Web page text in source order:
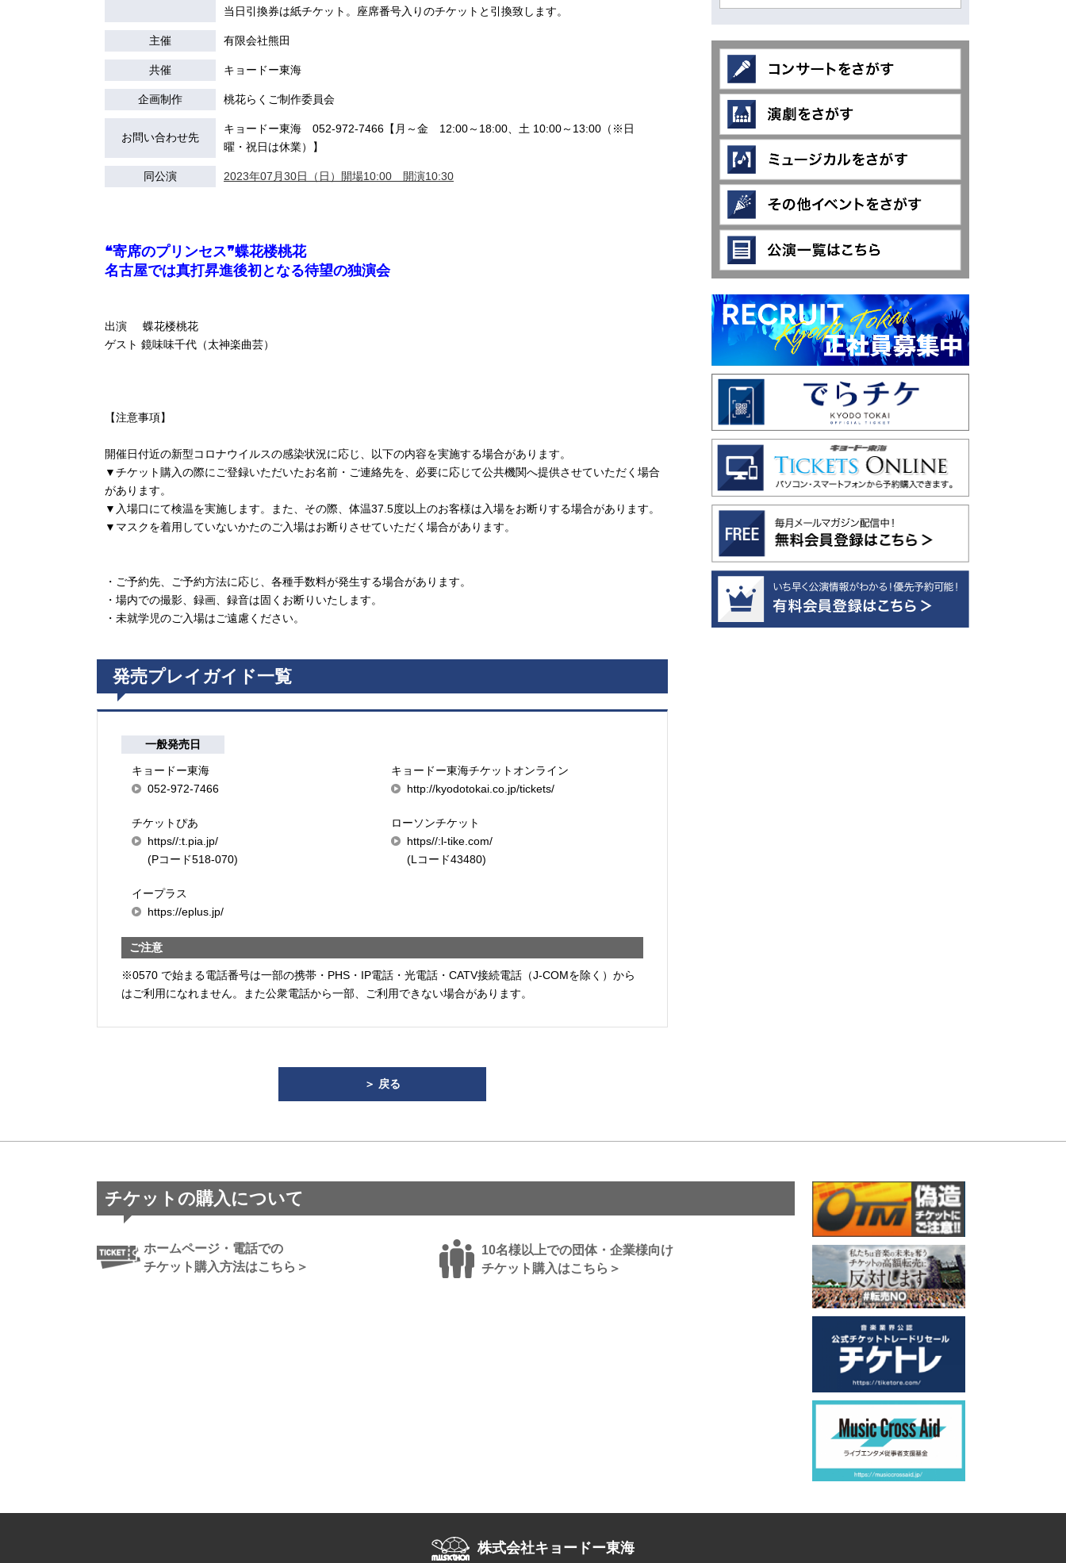
当日引換券は紙チケット。座席番号入りのチケットと引換致します。
主催 有限会社熊田
共催 キョードー東海
企画制作 桃花らくご制作委員会
お問い合わせ先
キョードー東海 052-972-7466【月～金 12:00～18:00、土 10:00～13:00（※日
曜・祝日は休業）】
同公演 2023年07月30日（日）開場10:00 開演10:30
❝寄席のプリンセス❞蝶花楼桃花
名古屋では真打昇進後初となる待望の独演会
出演 蝶花楼桃花
ゲスト 鏡味味千代（太神楽曲芸）
【注意事項】
開催日付近の新型コロナウイルスの感染状況に応じ、以下の内容を実施する場合があります。
▼チケット購入の際にご登録いただいたお名前・ご連絡先を、必要に応じて公共機関へ提供させていただく場合
があります。
▼入場口にて検温を実施します。また、その際、体温37.5度以上のお客様は入場をお断りする場合があります。
▼マスクを着用していないかたのご入場はお断りさせていただく場合があります。
・ご予約先、ご予約方法に応じ、各種手数料が発生する場合があります。
・場内での撮影、録画、録音は固くお断りいたします。
・未就学児のご入場はご遠慮ください。
発売プレイガイド一覧
一般発売日
キョードー東海
052-972-7466
キョードー東海チケットオンライン
http://kyodotokai.co.jp/tickets/
チケットぴあ
https//:t.pia.jp/
(Pコード518-070)
ローソンチケット
https//:l-tike.com/
(Lコード43480)
イープラス
https://eplus.jp/
ご注意
※0570 で始まる電話番号は一部の携帯・PHS・IP電話・光電話・CATV接続電話（J-COMを除く）から
はご利用になれません。また公衆電話から一部、ご利用できない場合があります。
＞ 戻る
チケットの購入について
ホームページ・電話での
チケット購入方法はこちら＞
10名様以上での団体・企業様向け
チケット購入はこちら＞
株式会社キョードー東海